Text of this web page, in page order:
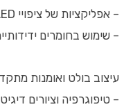
– אפליקציות של ציפויי UV/LED לשימור לאורך זמן
– שימוש בחומרים
עיצוב בולט ואומנות
– טיפוגרפיה וציורים